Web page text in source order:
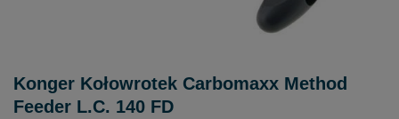
Konger Kołowrotek Carbomaxx Method
Feeder L.C. 140 FD